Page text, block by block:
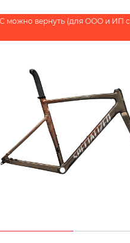
можно вернуть (для ООО и ИП с